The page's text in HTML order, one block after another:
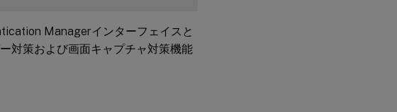
Managerインターフェイスと
対策および画面キャプチャ対策機能